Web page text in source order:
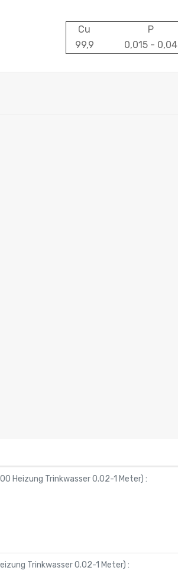
Cu
P
99,9
0,015 - 0,04
Heizung Trinkwasser 0.02-1 Meter) :
Trinkwasser 0.02-1 Meter) :